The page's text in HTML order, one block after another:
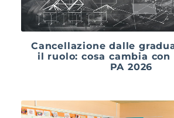
Cancellazione dalle
il ruolo: cosa cambia
PA 2026